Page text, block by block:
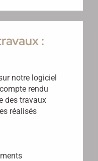
:
notre logiciel
rendu
des travaux
réalisés